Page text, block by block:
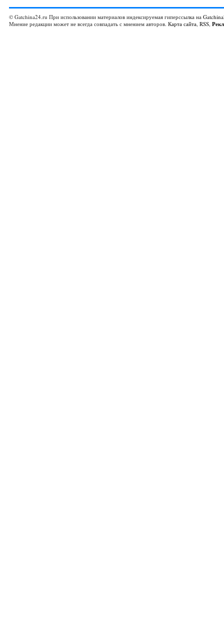
© Gatchina24.ru При использовании материалов индексируемая гиперссылка на
Мнение редакции может не всегда совпадать с мнением авторов. Карта сайта, RSS,